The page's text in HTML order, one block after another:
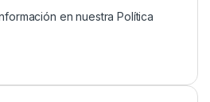
en nuestraPolítica